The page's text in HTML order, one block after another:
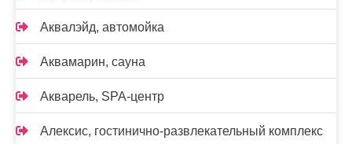
Аквалэйд, автомойка
Аквамарин, сауна
Акварель, SPA-центр
Алексис, гостинично-развлекательный комплекс